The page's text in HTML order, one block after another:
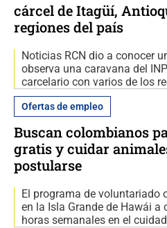
cárcel de Itagüí,
regiones del país
Noticias RCN dio a conocer
observa una caravana del
carcelario con varios de los
Ofertas de empleo
Buscan colombianos
gratis y cuidar
postularse
El programa de voluntariado
en la Isla Grande de Hawái a
horas semanales en el